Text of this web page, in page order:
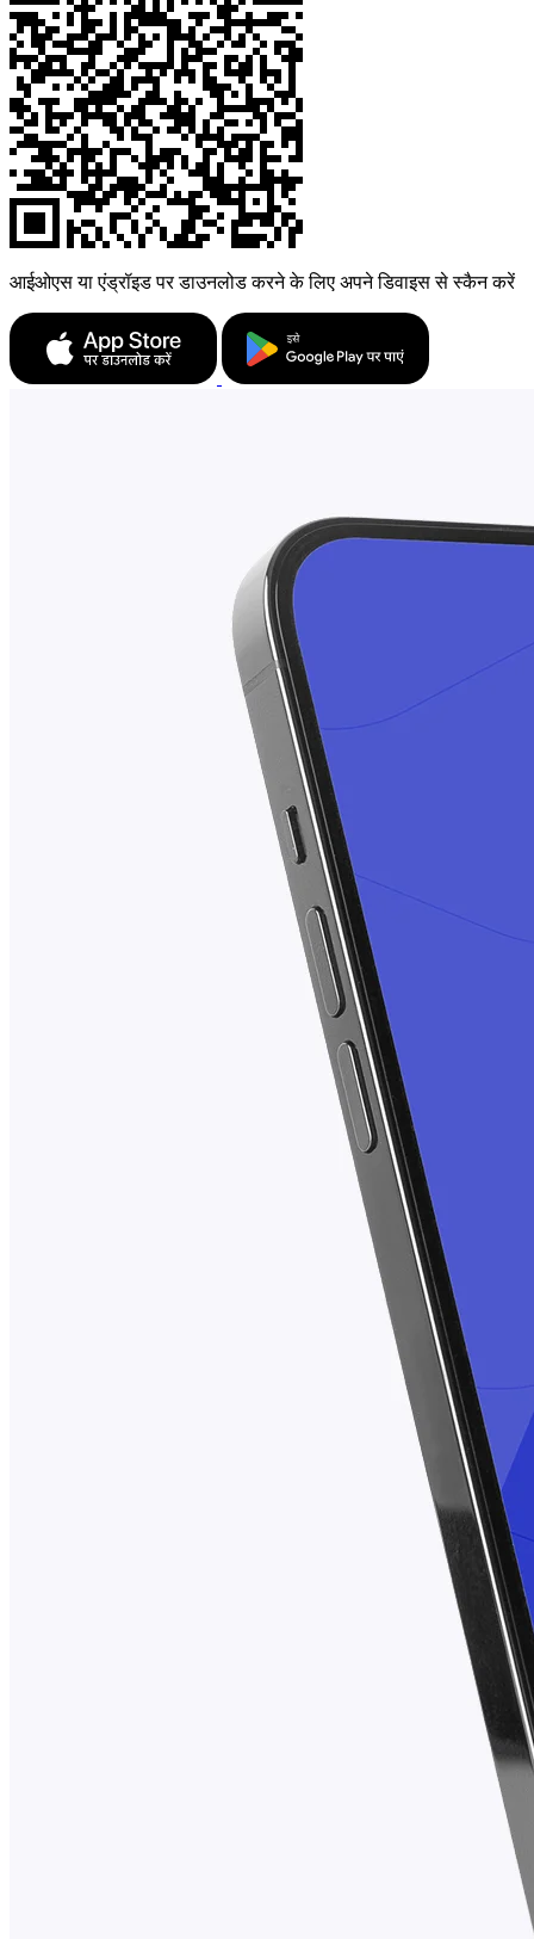
आईओएस या एंड्रॉइड पर डाउनलोड करने के लिए अपने डिवाइस से स्कैन करें